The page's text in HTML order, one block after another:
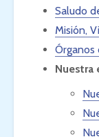
Saludo
Misión,
Órganos
Nuestra